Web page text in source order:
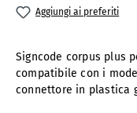
Aggiungi ai preferiti
Signcode corpus plus
compatibile con i
connettore in plastica